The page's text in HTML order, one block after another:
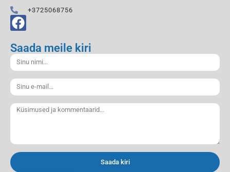
+3725068756
Saada meile kiri
Saada kiri